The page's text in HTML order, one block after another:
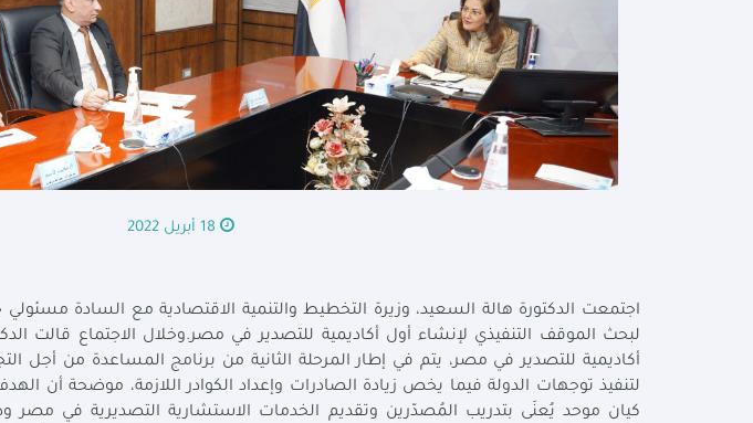
18 أبريل 2022
لبحث الموقف التنفيذي لإنشاء أول أكاديمية للتصدير في مصر.وخلال الاجتماع قالت
أكاديمية للتصدير في مصر، يتم في إطار المرحلة الثانية من برنامج المساعدة من أجل
لتنفيذ توجهات الدولة فيما يخص زيادة الصادرات وإعداد الكوادر اللازمة، موضحة أن
كيان موحد يُعنَى بتدريب المُصدّرين وتقديم الخدمات الاستشارية التصديرية في